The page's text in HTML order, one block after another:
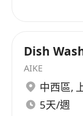
Dish
AIKE
中西區,
5天/週